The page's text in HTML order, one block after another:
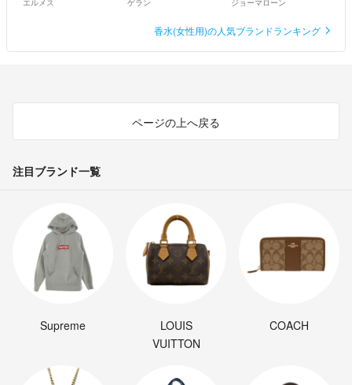
エルメス ゲラン ジョーマローン
香水(女性用)の人気ブランドランキング
ページの上へ戻る
注目ブランド一覧
Supreme
LOUIS
VUITTON
COACH